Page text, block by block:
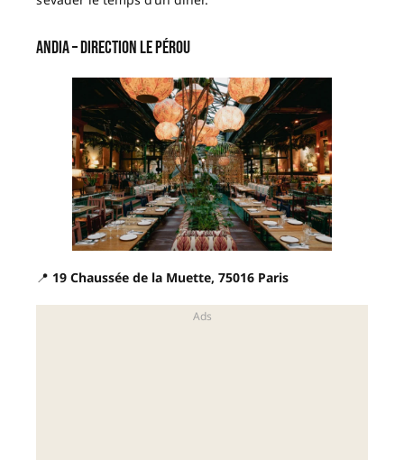
Andia – Direction le Pérou
📍 19 Chaussée de la Muette, 75016 Paris